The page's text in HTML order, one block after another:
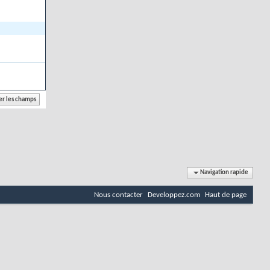
Navigation rapide
Nous contacter Developpez.com Haut de page